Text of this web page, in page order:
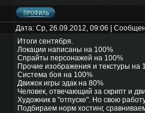
Дата: Ср, 26.09.2012, 09:06 |
Итоги сентября.
Локации написаны на 100%
Спрайты персонажей на 100%
Прочие изображения и текстуры на
Система боя на 100%
Движок игры эдак на 80%
Человек, отвечающий за скрипт и
Художник в "отпуске". Но свою
Подбираем норм хостинг,